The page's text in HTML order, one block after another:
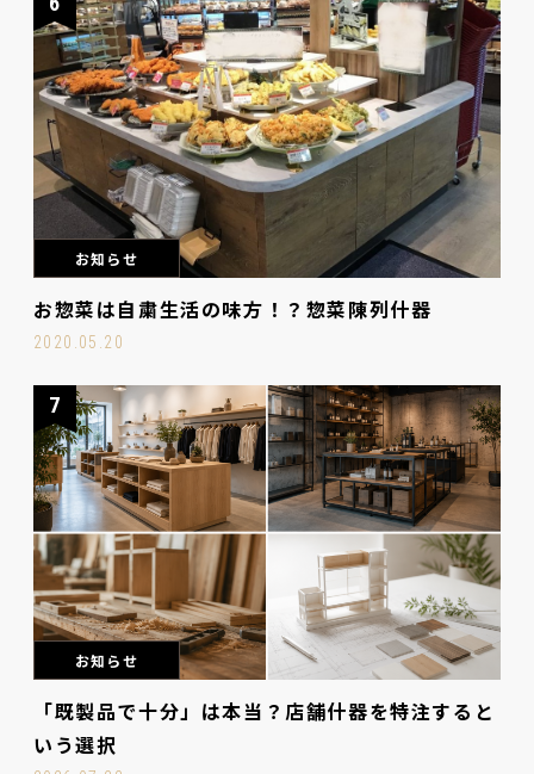
お知らせ
お惣菜は自粛生活の味方！？惣菜陳列什器
2020.05.20
7
お知らせ
「既製品で十分」は本当？店舗什器を特注すると
いう選択